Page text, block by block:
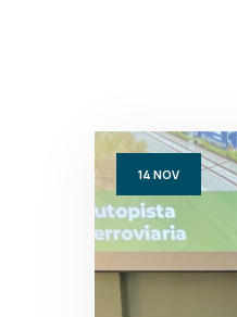
14 NOV